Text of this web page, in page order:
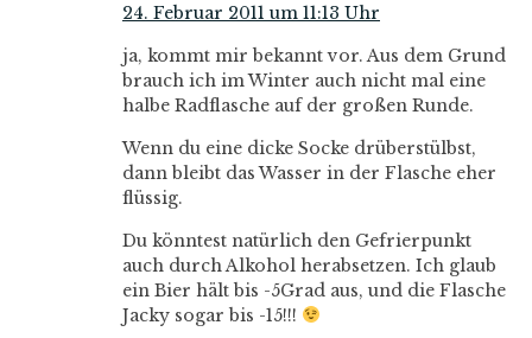
24. Februar 2011 um 11:13 Uhr
ja, kommt mir bekannt vor. Aus dem Grund
brauch ich im Winter auch nicht mal eine
halbe Radflasche auf der großen Runde.
Wenn du eine dicke Socke drüberstülbst,
dann bleibt das Wasser in der Flasche eher
flüssig.
Du könntest natürlich den Gefrierpunkt
auch durch Alkohol herabsetzen. Ich glaub
ein Bier hält bis -5Grad aus, und die Flasche
Jacky sogar bis -15!!!